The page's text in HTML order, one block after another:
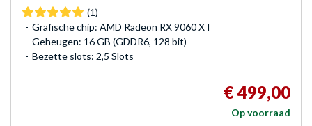
(1)
Grafische chip: AMD Radeon RX 9060 XT
Geheugen: 16 GB (GDDR6, 128 bit)
Bezette slots: 2,5 Slots
€ 499,00
Op voorraad